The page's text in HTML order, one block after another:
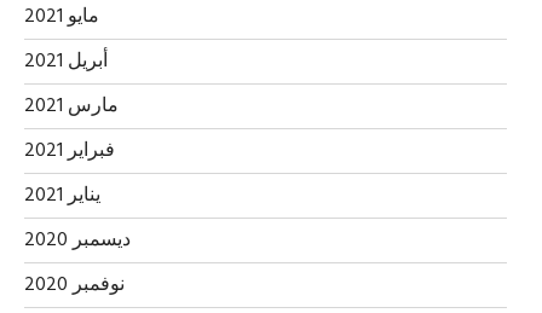
مايو 2021
أبريل 2021
مارس 2021
فبراير 2021
يناير 2021
ديسمبر 2020
نوفمبر 2020